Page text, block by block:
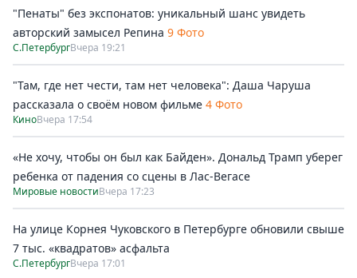
"Пенаты" без экспонатов: уникальный шанс увидеть
авторский замысел Репина 9 Фото
С.ПетербургВчера 19:21
"Там, где нет чести, там нет человека": Даша Чаруша
рассказала о своём новом фильме 4 Фото
КиноВчера 17:54
«Не хочу, чтобы он был как Байден». Дональд Трамп уберег
ребенка от падения со сцены в Лас-Вегасе
Мировые новостиВчера 17:23
На улице Корнея Чуковского в Петербурге обновили свыше
7 тыс. «квадратов» асфальта
С.ПетербургВчера 17:01